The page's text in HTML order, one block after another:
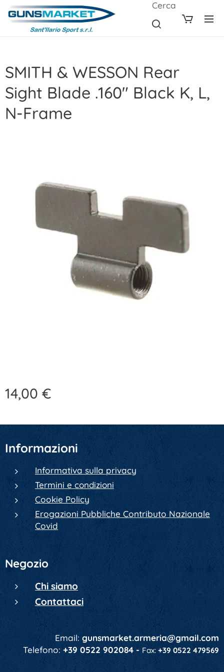
Cerca
SMITH & WESSON Rear
Sight Blade .160" Black K, L,
N-Frame
14,00 €
Informazioni
Informativa sulla privacy
Termini e condizioni
Cookie Policy
Erogazioni Pubbliche Contributo Nazionale
Covid
Negozio
Chi siamo
Contattaci
Email: gunsmarket.armeria@gmail.com
Telefono: +39 0522 902084 - Fax: +39 0522 479569